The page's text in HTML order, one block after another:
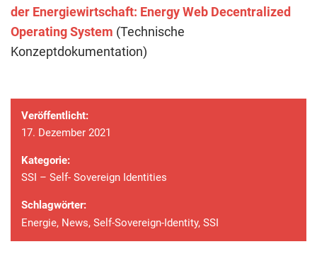
Veröffentlicht:
17. Dezember 2021
Kategorie:
SSI – Self- Sovereign Identities
Schlagwörter:
Energie, News, Self-Sovereign-Identity, SSI
der Energiewirtschaft: Energy Web Decentralized
Operating System (Technische
Konzeptdokumentation)